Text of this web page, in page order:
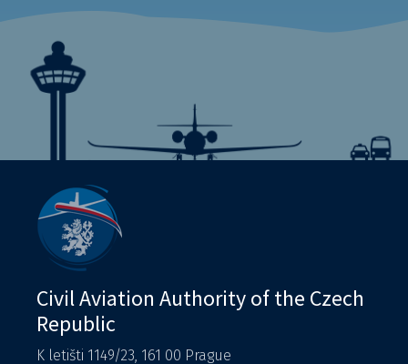
Civil Aviation Authority of the Czech
Republic
K letišti 1149/23, 161 00 Prague